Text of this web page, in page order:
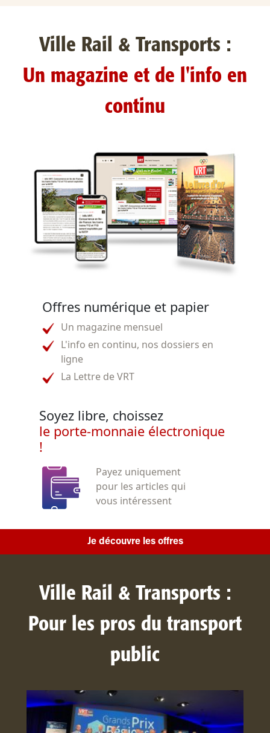
Ville Rail & Transports :
Un magazine et de l'info en
continu
Offres numérique et papier
Un magazine mensuel
L'info en continu, nos dossiers en
ligne
La Lettre de VRT
Soyez libre, choissez
le porte-monnaie électronique
!
Payez uniquement
pour les articles qui
vous intéressent
Je découvre les offres
Ville Rail & Transports :
Pour les pros du transport
public